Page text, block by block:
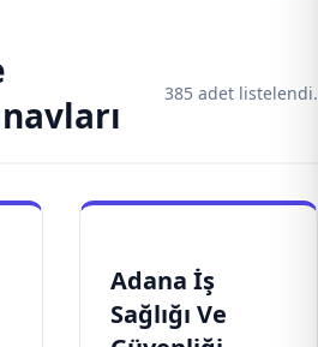
385 adet listelendi.
Adana İş
Sağlığı Ve